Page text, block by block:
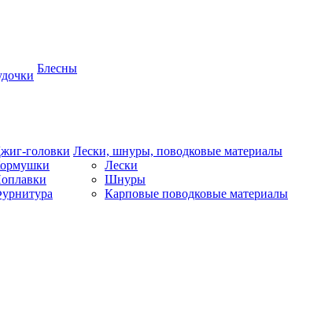
Блесны
головки Лески, шнуры, поводковые материалы
Лески
Шнуры
Карповые поводковые материалы